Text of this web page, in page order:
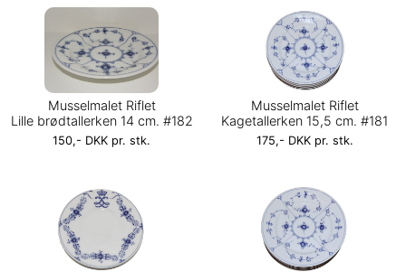
Musselmalet Riflet
Lille brødtallerken 14 cm. #182
150,- DKK pr. stk.
Musselmalet Riflet
Kagetallerken 15,5 cm. #181
175,- DKK pr. stk.